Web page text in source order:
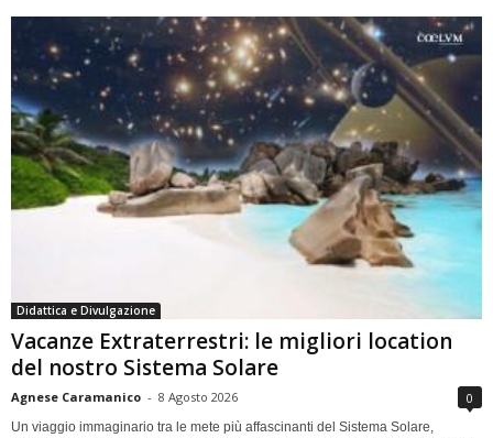
Didattica e Divulgazione
Vacanze Extraterrestri: le migliori location
del nostro Sistema Solare
Agnese Caramanico - 8 Agosto 2026 0
Un viaggio immaginario tra le mete più affascinanti del Sistema Solare,